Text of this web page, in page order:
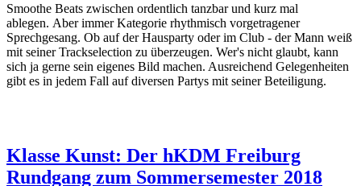
Smoothe Beats zwischen ordentlich tanzbar und kurz mal
ablegen. Aber immer Kategorie rhythmisch vorgetragener
Sprechgesang. Ob auf der Hausparty oder im Club - der Mann weiß
mit seiner Trackselection zu überzeugen. Wer's nicht glaubt, kann
sich ja gerne sein eigenes Bild machen. Ausreichend Gelegenheiten
gibt es in jedem Fall auf diversen Partys mit seiner Beteiligung.
Klasse Kunst: Der hKDM Freiburg
Rundgang zum Sommersemester 2018